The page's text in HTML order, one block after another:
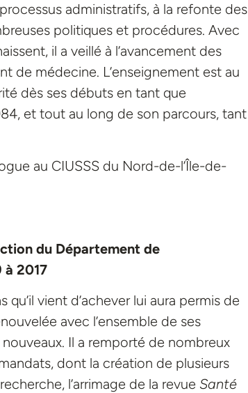
administratifs, à la refonte des
politiques et procédures. Avec
il a veillé à l’avancement des
de médecine. L’enseignement est au
dès ses débuts en tant que
et tout au long de son parcours, tant
au CIUSSS du Nord-de-l’Île-de-
du Département de
2017
qu’il vient d’achever lui aura permis de
avec l’ensemble de ses
Il a remporté de nombreux
dont la création de plusieurs
l’arrimage de la revue Santé